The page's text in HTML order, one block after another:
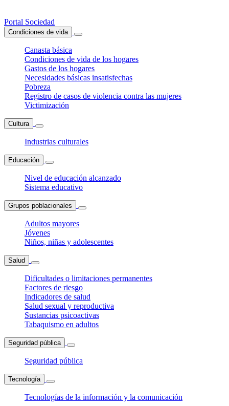
Portal Sociedad
Condiciones de vida
Canasta básica
Condiciones de vida de los hogares
Gastos de los hogares
Necesidades básicas insatisfechas
Pobreza
Registro de casos de violencia contra las mujeres
Victimización
Cultura
Industrias culturales
Educación
Nivel de educación alcanzado
Sistema educativo
Grupos poblacionales
Adultos mayores
Jóvenes
Niños, niñas y adolescentes
Salud
Dificultades o limitaciones permanentes
Factores de riesgo
Indicadores de salud
Salud sexual y reproductiva
Sustancias psicoactivas
Tabaquismo en adultos
Seguridad pública
Seguridad pública
Tecnología
Tecnologías de la información y la comunicación